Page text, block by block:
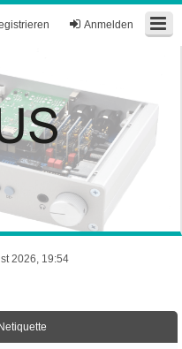
Anmelden
2026, 19:54